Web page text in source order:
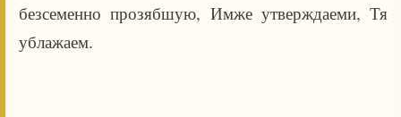
безсеменно прозябшую, Имже утверждаеми, Тя
ублажаем.